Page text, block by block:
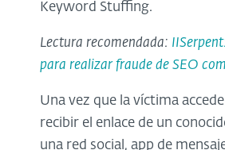
Keyword Stuffing.
Lectura recomendada:
para realizar fraude de SEO
Una vez que la víctima
recibir el enlace de un
una red social, app de